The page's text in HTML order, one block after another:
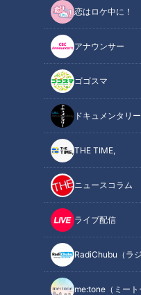
恋はロケ中に！
アナウンサー
ゴゴスマ
ドキュメンタリー
THE TIME,
ニュースコラム
ライブ配信
RadiChubu（ラ
me:tone（ミート
大阪出身のCBC友廣南実
の魅力を発掘するアポなし
は、三重・紀北町から熊
を走ります。
リアス海岸沿いの山道
「食べたかった！」 漁
創業94年、あたたかな
オススメ関連コンテンツ
リアス海岸沿いの
見！